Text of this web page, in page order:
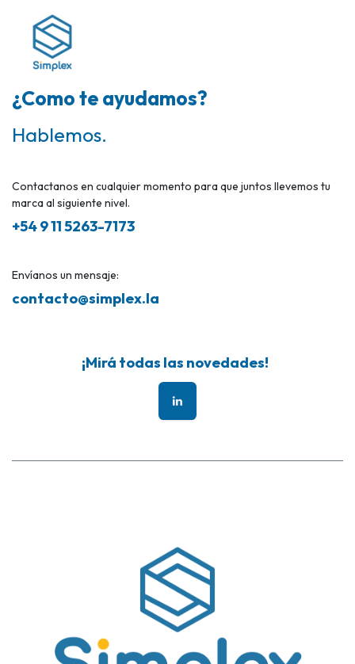
¿Como te ayudamos?
Hablemos.
Contactanos en cualquier momento para que juntos llevemos tu
marca al siguiente nivel.
+54 9 11 5263-7173
Envíanos un mensaje:
contacto@simplex.la
¡Mirá todas las novedades!